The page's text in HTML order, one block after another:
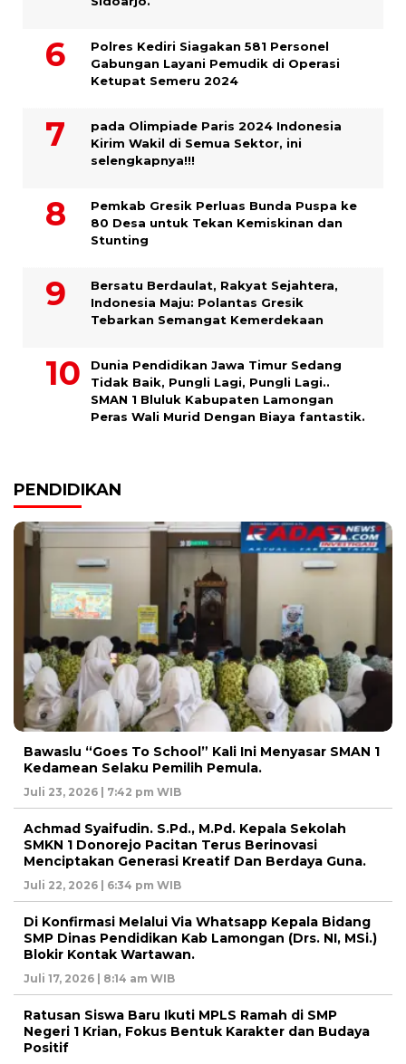
Polres Kediri Siagakan 581 Personel
Gabungan Layani Pemudik di Operasi
Ketupat Semeru 2024
pada Olimpiade Paris 2024 Indonesia
Kirim Wakil di Semua Sektor, ini
selengkapnya!!!
Pemkab Gresik Perluas Bunda Puspa ke
80 Desa untuk Tekan Kemiskinan dan
Stunting
Bersatu Berdaulat, Rakyat Sejahtera,
Indonesia Maju: Polantas Gresik
Tebarkan Semangat Kemerdekaan
Dunia Pendidikan Jawa Timur Sedang
Tidak Baik, Pungli Lagi, Pungli Lagi..
SMAN 1 Bluluk Kabupaten Lamongan
Peras Wali Murid Dengan Biaya fantastik.
PENDIDIKAN
Bawaslu “Goes To School” Kali Ini Menyasar SMAN 1
Kedamean Selaku Pemilih Pemula.
Juli 23, 2026 | 7:42 pm WIB
Achmad Syaifudin. S.Pd., M.Pd. Kepala Sekolah
SMKN 1 Donorejo Pacitan Terus Berinovasi
Menciptakan Generasi Kreatif Dan Berdaya Guna.
Juli 22, 2026 | 6:34 pm WIB
Di Konfirmasi Melalui Via Whatsapp Kepala Bidang
SMP Dinas Pendidikan Kab Lamongan (Drs. NI, MSi.)
Blokir Kontak Wartawan.
Juli 17, 2026 | 8:14 am WIB
Ratusan Siswa Baru Ikuti MPLS Ramah di SMP
Negeri 1 Krian, Fokus Bentuk Karakter dan Budaya
Positif